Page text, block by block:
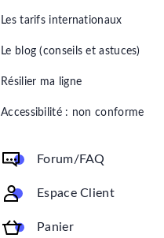
Les tarifs internationaux
Le blog (conseils et astuces)
Résilier ma ligne
Accessibilité : non conforme
Forum/FAQ
Espace Client
Panier